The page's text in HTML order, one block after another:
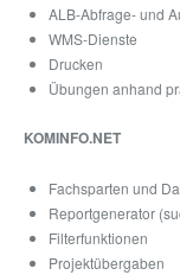
ALB-Abfrage- und
WMS-Dienste
Drucken
Übungen anhand
KOMINFO.NET
Fachsparten und
Reportgenerator
Filterfunktionen
Projektübergaben